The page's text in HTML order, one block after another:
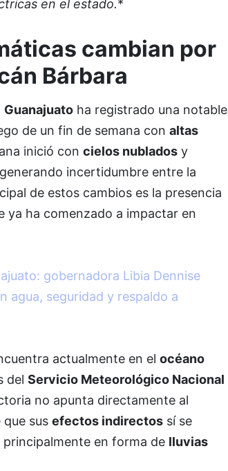
en el estado.*
cambian por
Bárbara
Guanajuatoha registrado una notable
de un fin de semana con altas
inició con cielos nubladosy
incertidumbre entre la
de estos cambios es la presencia
ya ha comenzado a impactar en
gobernadora Libia Dennise
agua, seguridad y respaldo a
actualmente en el océano
del Servicio Meteorológico Nacional
no apunta directamente al
sus efectos indirectossí se
principalmente en forma de lluvias